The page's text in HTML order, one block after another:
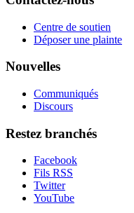
Centre de soutien
Déposer une plainte
Nouvelles
Communiqués
Discours
Restez branchés
Facebook
Fils RSS
Twitter
YouTube